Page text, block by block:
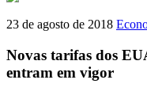
23 de agosto de 2018
Novas tarifas dos
entram em vigor